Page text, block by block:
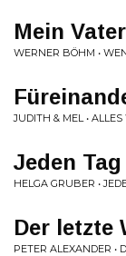
Mein
WERNER BÖHM •
JUDITH & MEL •
Jeden
HELGA GRUBER •
Der letzte
PETER ALEXANDER •